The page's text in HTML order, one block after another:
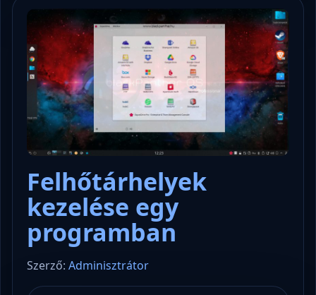
Felhőtárhelyek
kezelése egy
programban
Szerző: Adminisztrátor